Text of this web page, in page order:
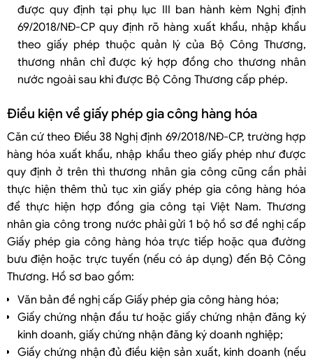
được quy định tại phụ lục III ban hành kèm Nghị định
69/2018/NĐ-CP quy định rõ hàng xuất khẩu, nhập khẩu
theo giấy phép thuộc quản lý của Bộ Công Thương,
thương nhân chỉ được ký hợp đồng cho thương nhân
nước ngoài sau khi được Bộ Công Thương cấp phép.
Điều kiện về giấy phép gia công hàng hóa
Căn cứ theo Điều 38 Nghị định 69/2018/NĐ-CP, trường hợp
hàng hóa xuất khẩu, nhập khẩu theo giấy phép như được
quy định ở trên thì thương nhân gia công cũng cần phải
thực hiện thêm thủ tục xin giấy phép gia công hàng hóa
để thực hiện hợp đồng gia công tại Việt Nam. Thương
nhân gia công trong nước phải gửi 1 bộ hồ sơ đề nghị cấp
Giấy phép gia công hàng hóa trực tiếp hoặc qua đường
bưu điện hoặc trực tuyến (nếu có áp dụng) đến Bộ Công
Thương. Hồ sơ bao gồm:
Văn bản đề nghị cấp Giấy phép gia công hàng hóa;
Giấy chứng nhận đầu tư hoặc giấy chứng nhận đăng ký
kinh doanh, giấy chứng nhận đăng ký doanh nghiệp;
Giấy chứng nhận đủ điều kiện sản xuất, kinh doanh (nếu